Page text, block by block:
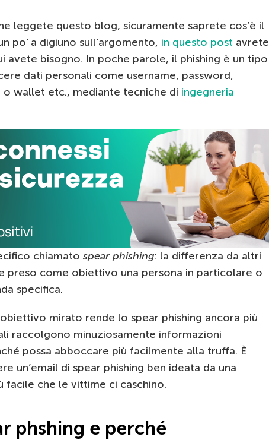
leggete questo blog, sicuramente saprete cos’è il
po’ a digiuno sull’argomento, in questo post avrete
avete bisogno. In poche parole, il phishing è un tipo
dati personali come username, password,
wallet etc., mediante tecniche di ingegneria
chiamato spear phishing: la differenza da altri
preso come obiettivo una persona in particolare o
specifica.
mirato rende lo spear phishing ancora più
raccolgono minuziosamente informazioni
possa abboccare più facilmente alla truffa. È
un’email di spear phishing ben ideata da una
facile che le vittime ci caschino.
phshing e perché